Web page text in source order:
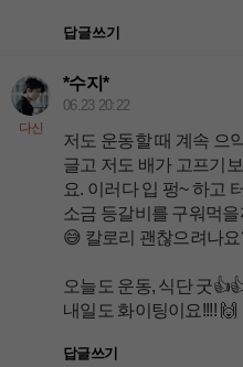
답글쓰기
다신
*수지*
06.23 20:22
저도 운동할 때 계속 으
글고 저도 배가 고프기
요. 이러다 입 펑~ 하고
소금 등갈비를 구워먹
😅 칼로리 괜찮으려나
오늘도 운동, 식단 굿
내일도 화이팅이요!!!! 🙌
답글쓰기